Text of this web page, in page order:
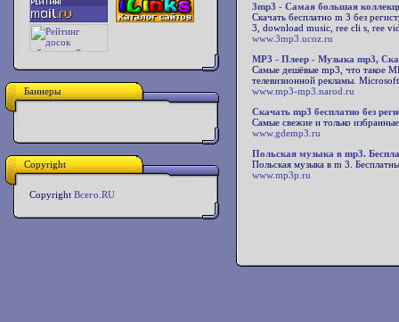
Баннеры
Copyright
Copyright Всего.RU
3mp3 - Самая большая
Скачать бесплатно m 3 без
3, download music, ree cli s, ree
www.3mp3.ucoz.ru
MP3 - Плеер - Музыка mp3,
Самые дешёвые mp3, что такое
телевизионной рекламы.
www.mp3-mp3.narod.ru
Скачать mp3 бесплатно без
Самые свежие и только
www.gdemp3.ru
Польская музыка в mp3.
Польская музыка в m 3.
www.mp3p.ru